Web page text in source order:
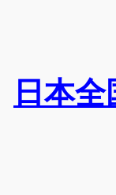
日本